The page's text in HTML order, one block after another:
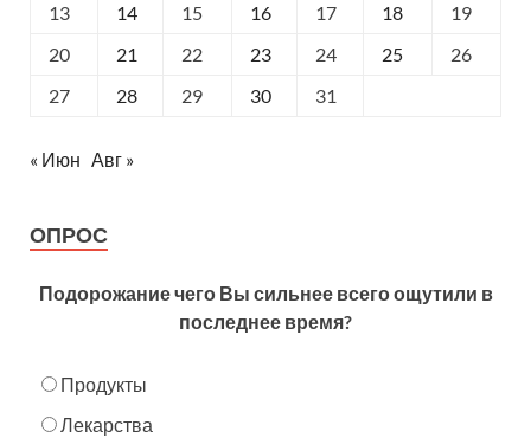
13
14 15 16 17 18
19
20
21 22 23 24 25
26
27
28 29 30 31
« Июн Авг »
ОПРОС
Подорожание чего Вы сильнее всего ощутили в
последнее время?
Продукты
Лекарства